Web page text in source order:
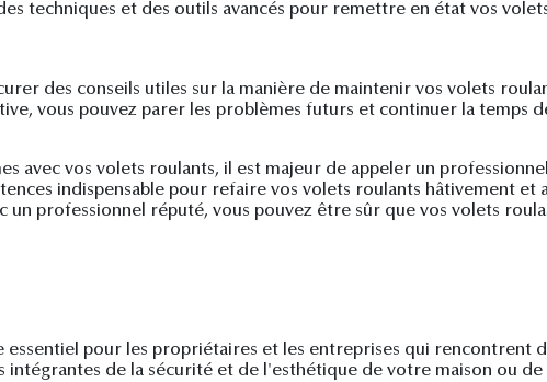
techniques et des outils avancés pour remettre en état vos
des conseils utiles sur la manière de maintenir vos volets
vous pouvez parer les problèmes futurs et continuer la temps
avec vos volets roulants, il est majeur de appeler un
indispensable pour refaire vos volets roulants hâtivement
un professionnel réputé, vous pouvez être sûr que vos volets
essentiel pour les propriétaires et les entreprises qui rencontrent
intégrantes de la sécurité et de l'esthétique de votre maison ou